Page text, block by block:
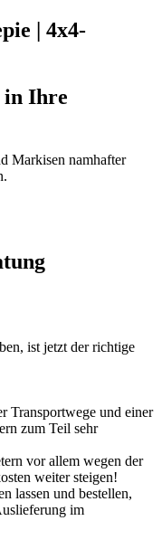
| 4x4-
in Ihre
Markisen namhafter
ist jetzt der richtige
Transportwege und einer
zum Teil sehr
vor allem wegen der
weiter steigen!
lassen und bestellen,
im